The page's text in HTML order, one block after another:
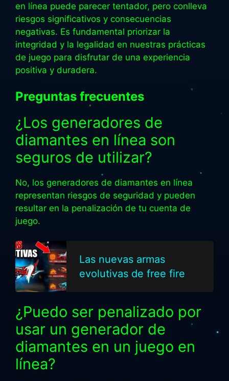
en línea puede parecer tentador, pero conlleva
riesgos significativos y consecuencias
negativas. Es fundamental priorizar la
integridad y la legalidad en nuestras prácticas
de juego para disfrutar de una experiencia
positiva y duradera.
Preguntas frecuentes
¿Los generadores de
diamantes en línea son
seguros de utilizar?
No, los generadores de diamantes en línea
representan riesgos de seguridad y pueden
resultar en la penalización de tu cuenta de
juego.
Las nuevas armas
evolutivas de free fire
¿Puedo ser penalizado por
usar un generador de
diamantes en un juego en
línea?